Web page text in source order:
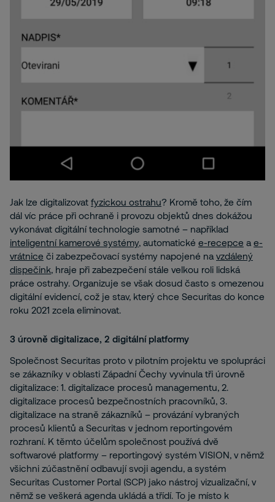
Jak lze digitalizovat fyzickou ostrahu? Kromě toho, že čím
dál víc práce při ochraně i provozu objektů dnes dokážou
vykonávat digitální technologie samotné – například
inteligentní kamerové systémy, automatické e-recepce a e-
vrátnice či zabezpečovací systémy napojené na vzdálený
dispečink, hraje při zabezpečení stále velkou roli lidská
práce ostrahy. Organizuje se však dosud často s omezenou
digitální evidencí, což je stav, který chce Securitas do konce
roku 2021 zcela eliminovat.
3 úrovně digitalizace, 2 digitální platformy
Společnost Securitas proto v pilotním projektu ve spolupráci
se zákazníky v oblasti Západní Čechy vyvinula tři úrovně
digitalizace: 1. digitalizace procesů managementu, 2.
digitalizace procesů bezpečnostních pracovníků, 3.
digitalizace na straně zákazníků – provázání vybraných
procesů klientů a Securitas v jednom reportingovém
rozhraní. K těmto účelům společnost používá dvě
softwarové platformy – reportingový systém VISION, v němž
všichni zúčastnění odbavují svoji agendu, a systém
Securitas Customer Portal (SCP) jako nástroj vizualizační, v
němž se veškerá agenda ukládá a třídí. To je místo k